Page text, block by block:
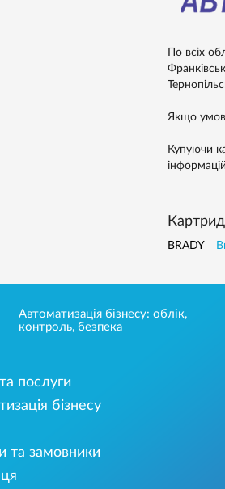
По всіх
Якщо
Купуючи
BRADY
Автоматизація бізнесу: облік,
контроль, безпека
послуги
бізнесу
та замовники